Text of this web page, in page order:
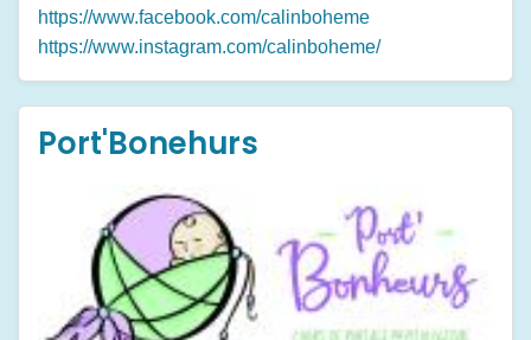
https://www.facebook.com/calinboheme
https://www.instagram.com/calinboheme/
Port'Bonehurs